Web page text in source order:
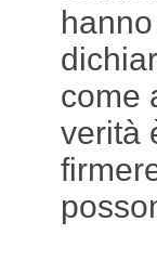
come
verità